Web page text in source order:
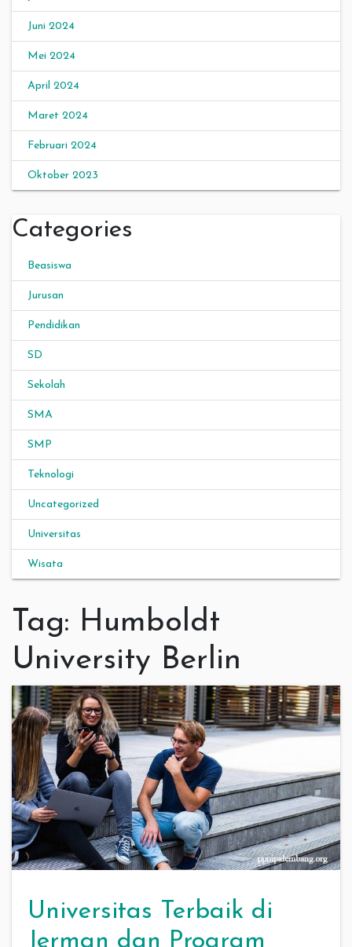
Juni 2024
Mei 2024
April 2024
Maret 2024
Februari 2024
Oktober 2023
Categories
Beasiswa
Jurusan
Pendidikan
SD
Sekolah
SMA
SMP
Teknologi
Uncategorized
Universitas
Wisata
Tag: Humboldt
University Berlin
Universitas Terbaik di
Jerman dan Program